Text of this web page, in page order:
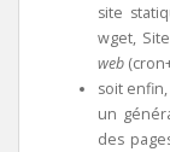
site
wget,
web
soit
un
des